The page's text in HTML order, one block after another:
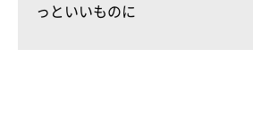
っといいものに